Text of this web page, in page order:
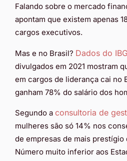
Falando sobre o mercado
apontam que existem apenas
cargos executivos.
Mas e no Brasil? Dados do
divulgados em 2021 mostram
em cargos de liderança cai no
ganham 78% do salário dos
Segundo a consultoria de
mulheres são só 14% nos
de empresas de mais prestígio
Número muito inferior aos